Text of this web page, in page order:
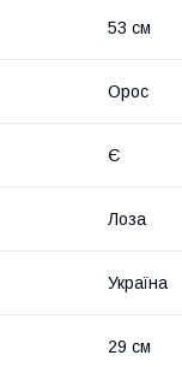
53 см
Орос
Є
Лоза
Україна
29 см